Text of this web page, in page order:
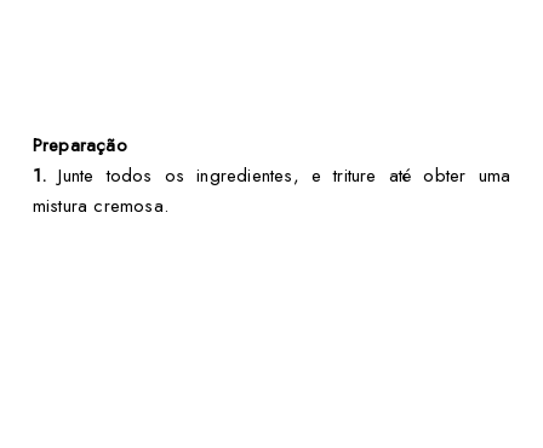
Preparação
1. Junte todos os ingredientes, e triture até obter uma
mistura cremosa.